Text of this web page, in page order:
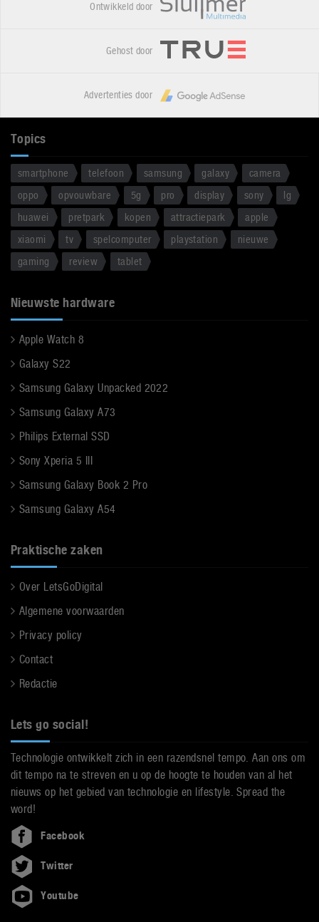
Ontwikkeld door
Gehost door
Advertenties door
Topics
smartphone telefoon samsung galaxy
camera
oppo
opvouwbare 5g pro display sony
lg
huawei
pretpark kopen attractiepark
apple
xiaomi
tv spelcomputer playstation
nieuwe
gaming
review tablet
Nieuwste hardware
Apple Watch 8
Galaxy S22
Samsung Galaxy Unpacked 2022
Samsung Galaxy A73
Philips External SSD
Sony Xperia 5 III
Samsung Galaxy Book 2 Pro
Samsung Galaxy A54
Praktische zaken
Over LetsGoDigital
Algemene voorwaarden
Privacy policy
Contact
Redactie
Lets go social!
Technologie ontwikkelt zich in een razendsnel tempo. Aan ons om
dit tempo na te streven en u op de hoogte te houden van al het
nieuws op het gebied van technologie en lifestyle. Spread the
word!
Facebook
Twitter
Youtube